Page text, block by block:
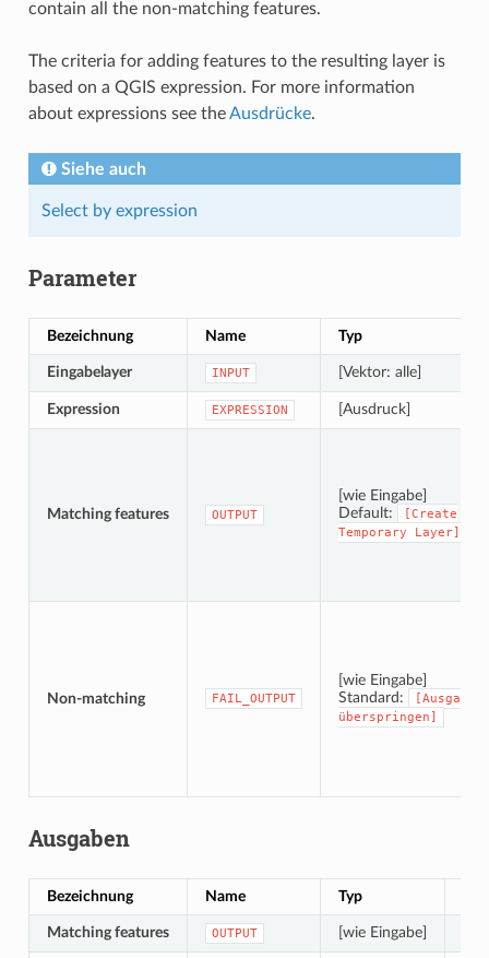
contain all the non-matching features.
The criteria for adding features to the resulting layer is
based on a QGIS expression. For more information
about expressions see theAusdrücke.
Siehe auch
Select by expression
Parameter
Bezeichnung Name Typ
Eingabelayer INPUT [Vektor: alle]
Expression EXPRESSION [Ausdruck]
Matching features OUTPUT
[wie Eingabe]
Default:
[Create
Temporary
Layer]
Non-matching FAIL_OUTPUT
[wie Eingabe]
Standard:
[Ausgabe
überspringen]
Ausgaben
Bezeichnung Name Typ
Matching features OUTPUT [wie Eingabe]